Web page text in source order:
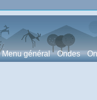
Menu général Ondes